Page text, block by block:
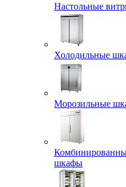
Настольные
Холодильные
Морозильные
шкафы